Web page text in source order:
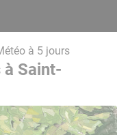
à 5 jours
Saint-